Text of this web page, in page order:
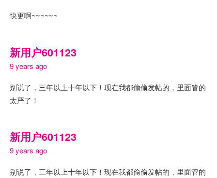
快更啊~~~~~~
新用户601123
9 years ago
别说了，三年以上十年以下！现在我都偷偷发帖的，里面管的
太严了！
新用户601123
9 years ago
别说了，三年以上十年以下！现在我都偷偷发帖的，里面管的